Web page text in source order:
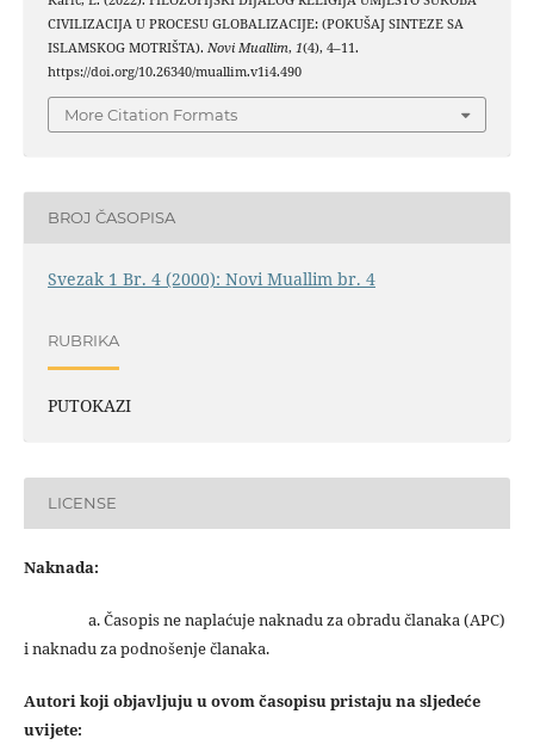
CIVILIZACIJA U PROCESU GLOBALIZACIJE: (POKUŠAJ SINTEZE SA
ISLAMSKOG MOTRIŠTA). Novi Muallim, 1(4), 4–11.
https://doi.org/10.26340/muallim.v1i4.490
More Citation Formats
BROJ ČASOPISA
Svezak 1 Br. 4 (2000): Novi Muallim br. 4
RUBRIKA
PUTOKAZI
LICENSE
Naknada:
a. Časopis ne naplaćuje naknadu za obradu članaka (APC)
i naknadu za podnošenje članaka.
Autori koji objavljuju u ovom časopisu pristaju na sljedeće
uvijete: